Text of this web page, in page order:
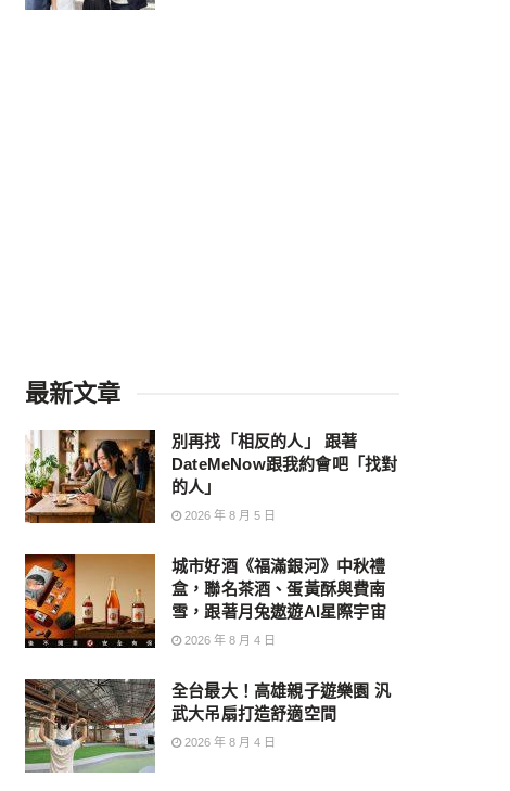
最新文章
別再找「相反的人」 跟著
DateMeNow跟我約會吧「找對
的人」
2026 年 8 月 5 日
城市好酒《福滿銀河》中秋禮
盒，聯名茶酒、蛋黃酥與費南
雪，跟著月兔遨遊AI星際宇宙
2026 年 8 月 4 日
全台最大！高雄親子遊樂園 汎
武大吊扇打造舒適空間
2026 年 8 月 4 日